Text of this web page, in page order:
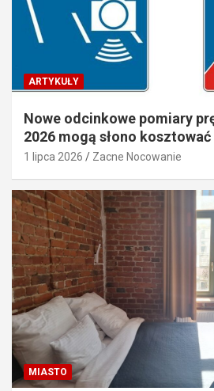
ARTYKUŁY
Nowe odcinkowe pomiary
2026 mogą słono
1 lipca 2026 Zacne Nocowanie
MIASTO